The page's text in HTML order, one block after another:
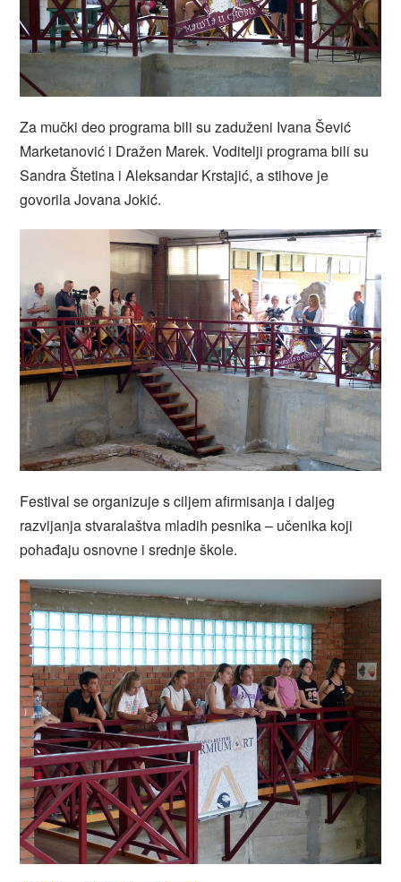
Za mučki deo programa bili su zaduženi Ivana Šević
Marketanović i Dražen Marek. Voditelji programa bili su
Sandra Štetina i Aleksandar Krstajić, a stihove je
govorila Jovana Jokić.
Festival se organizuje s ciljem afirmisanja i daljeg
razvijanja stvaralaštva mladih pesnika – učenika koji
pohađaju osnovne i srednje škole.